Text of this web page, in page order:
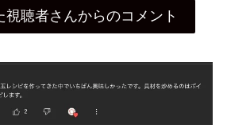
視聴者さんからのコメント